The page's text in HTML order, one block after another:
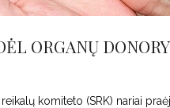
ORGANŲ
komiteto (SRK) nariai